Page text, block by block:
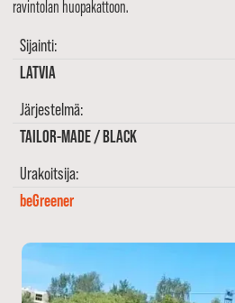
ravintolan huopakattoon.
Sijainti:
LATVIA
Järjestelmä:
TAILOR-MADE / BLACK
Urakoitsija:
beGreener